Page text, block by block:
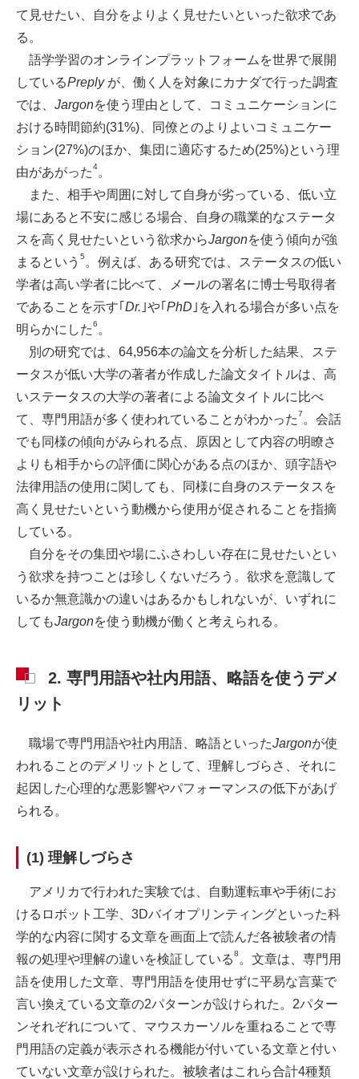
て見せたい、自分をよりよく見せたいといった欲求であ
る。
語学学習のオンラインプラットフォームを世界で展開
しているPreplyが、働く人を対象にカナダで行った調査
では、 Jargonを使う理由として、コミュニケーションに
おける時間節約(31%)、同僚とのよりよいコミュニケー
ション(27%)のほか、集団に適応するため(25%)という理
由があがった4。
また、相手や周囲に対して自身が劣っている、低い立
場にあると不安に感じる場合、自身の職業的なステータ
スを高く見せたいという欲求からJargonを使う傾向が強
まるという 5 。例えば、ある研究では、ステータスの低い
学者は高い学者に比べて、メールの署名に博士号取得者
であることを示す｢ Dr. ｣や｢ PhD ｣を入れる場合が多い点を
明らかにした6 。
別の研究では、64,956本の論文を分析した結果、ステ
ータスが低い大学の著者が作成した論文タイトルは、高
いステータスの大学の著者による論文タイトルに比べ
て、専門用語が多く使われていることがわかった7 。会話
でも同様の傾向がみられる点、原因として内容の明瞭さ
よりも相手からの評価に関心がある点のほか、頭字語や
法律用語の使用に関しても、同様に自身のステータスを
高く見せたいという動機から使用が促されることを指摘
している。
自分をその集団や場にふさわしい存在に見せたいとい
う欲求を持つことは珍しくないだろう。欲求を意識して
いるか無意識かの違いはあるかもしれないが、いずれに
してもJargonを使う動機が働くと考えられる。
2. 専門用語や社内用語、略語を使うデメ
リット
職場で専門用語や社内用語、略語といったJargonが使
われることのデメリットとして、理解しづらさ、それに
起因した心理的な悪影響やパフォーマンスの低下があげ
られる。
(1) 理解しづらさ
アメリカで行われた実験では、自動運転車や手術にお
けるロボット工学、3Dバイオプリンティングといった科
学的な内容に関する文章を画面上で読んだ各被験者の情
報の処理や理解の違いを検証している8 。文章は、専門用
語を使用した文章、専門用語を使用せずに平易な言葉で
言い換えている文章の2パターンが設けられた。2パター
ンそれぞれについて、マウスカーソルを重ねることで専
門用語の定義が表示される機能が付いている文章と付い
ていない文章が設けられた。被験者はこれら合計4種類